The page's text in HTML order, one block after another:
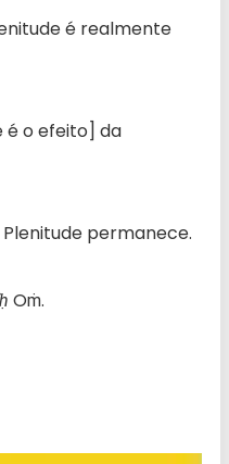
é realmente
é o efeito] da
permanece.
Oṁ.